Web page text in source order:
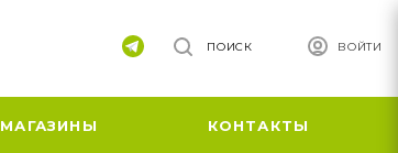
ВОЙТИ
ПОИСК
МАГАЗИНЫ КОНТАКТЫ